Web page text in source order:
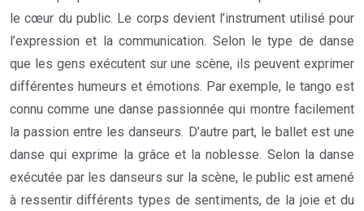
le cœur du public. Le corps devient l’instrument utilisé pour
l’expression et la communication. Selon le type de danse
que les gens exécutent sur une scène, ils peuvent exprimer
différentes humeurs et émotions. Par exemple, le tango est
connu comme une danse passionnée qui montre facilement
la passion entre les danseurs. D’autre part, le ballet est une
danse qui exprime la grâce et la noblesse. Selon la danse
exécutée par les danseurs sur la scène, le public est amené
à ressentir différents types de sentiments, de la joie et du